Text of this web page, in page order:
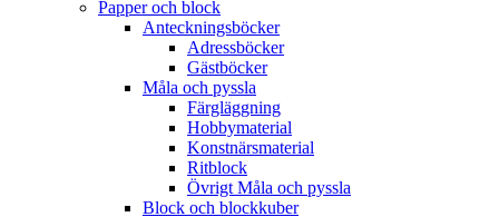
Papper och block
Anteckningsböcker
Adressböcker
Gästböcker
Måla och pyssla
Färgläggning
Hobbymaterial
Konstnärsmaterial
Ritblock
Övrigt Måla och pyssla
Block och blockkuber